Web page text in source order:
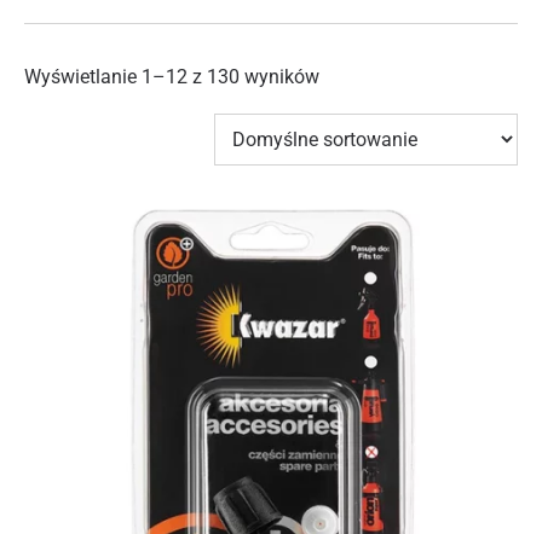
Wyświetlanie 1–12 z 130 wyników